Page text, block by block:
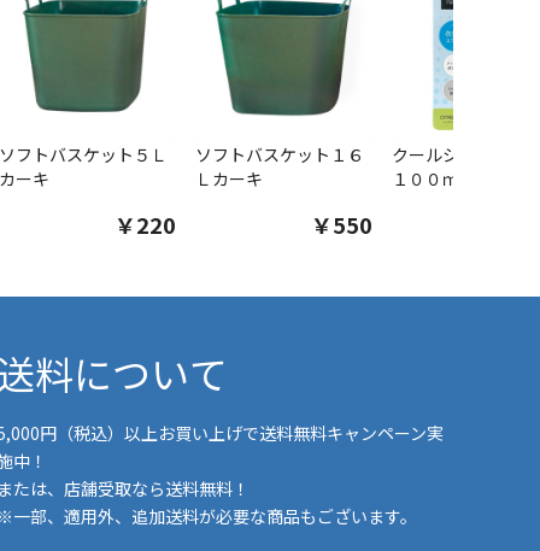
ソフトバスケット５Ｌ
カーキ
￥220
ソフトバスケット１６
Ｌカーキ
￥550
クールシャツスプ
１００ｍｌ
料について
円（税込）以上お買い上げで送料無料キャンペーン実
中！
または、店舗受取なら送料無料！
※一部、適用外、追加送料が必要な商品もございます。